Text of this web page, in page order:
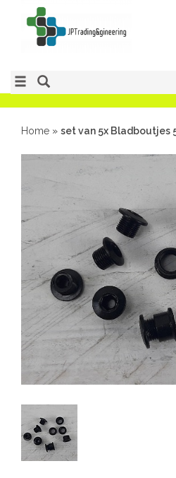
Home » set van 5x Bladboutjes